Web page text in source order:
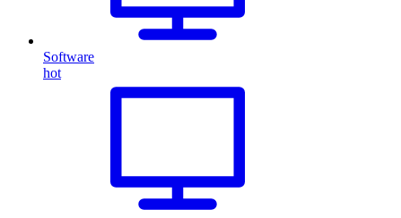
Software
hot